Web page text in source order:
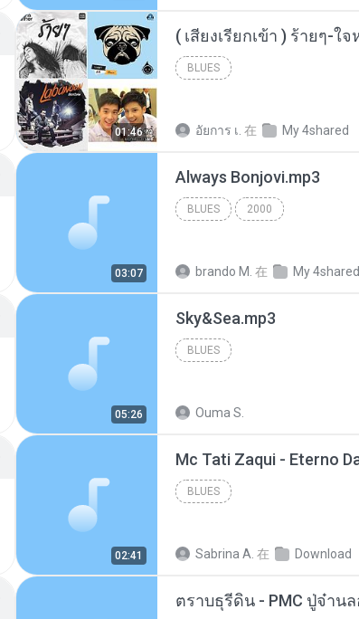
01:46
BLUES
อัยการ เ. 在 My 4shared
03:07
Always Bonjovi.mp3
BLUES 2000
brando M. 在 My 4shared
05:26
Sky&Sea.mp3
BLUES
Ouma S.
02:41
BLUES
Sabrina A. 在 Download